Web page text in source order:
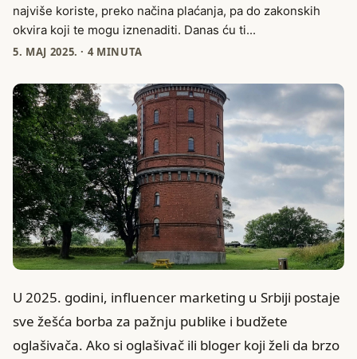
najviše koriste, preko načina plaćanja, pa do zakonskih
okvira koji te mogu iznenaditi. Danas ću ti...
5. МАЈ 2025. · 4 MINUTA
U 2025. godini, influencer marketing u Srbiji postaje
sve žešća borba za pažnju publike i budžete
oglašivača. Ako si oglašivač ili bloger koji želi da brzo